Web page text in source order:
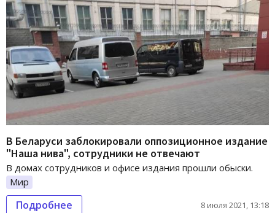
В Беларуси заблокировали оппозиционное издание
"Наша нива", сотрудники не отвечают
В домах сотрудников и офисе издания прошли обыски.
Мир
Подробнее 8 июля 2021, 13:18